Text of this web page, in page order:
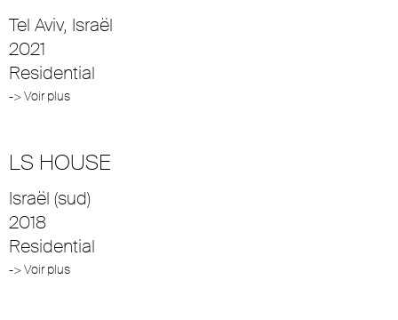
Tel Aviv, Israël
2021
Residential
-> Voir plus
LS HOUSE
Israël (sud)
2018
Residential
-> Voir plus